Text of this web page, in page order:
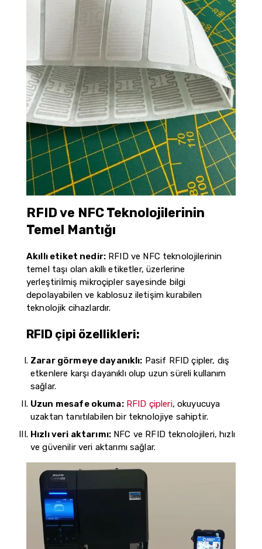
RFID ve NFC Teknolojilerinin
Temel Mantığı
Akıllı etiket nedir: RFID ve NFC teknolojilerinin
temel taşı olan akıllı etiketler, üzerlerine
yerleştirilmiş mikroçipler sayesinde bilgi
depolayabilen ve kablosuz iletişim kurabilen
teknolojik cihazlardır.
RFID çipi özellikleri:
Zarar görmeye dayanıklı: Pasif RFID çipler, dış
etkenlere karşı dayanıklı olup uzun süreli kullanım
sağlar.
Uzun mesafe okuma: RFID çipleri, okuyucuya
uzaktan tanıtılabilen bir teknolojiye sahiptir.
Hızlı veri aktarımı: NFC ve RFID teknolojileri, hızlı
ve güvenilir veri aktarımı sağlar.